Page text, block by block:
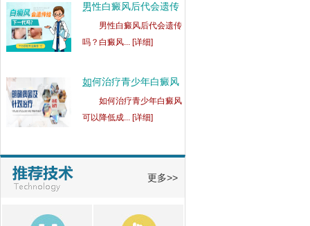
男性白癜风后代会遗传
吗
男性白癜风后代会遗传
吗？白癜风... [详细]
如何治疗青少年白癜风
可
如何治疗青少年白癜风
可以降低成... [详细]
身上有白斑会扩散是什
身上有白斑会扩散是什
更多>>